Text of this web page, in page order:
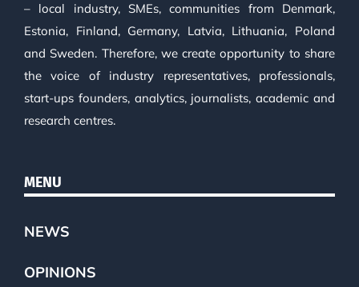
– local industry, SMEs, communities from Denmark,
Estonia, Finland, Germany, Latvia, Lithuania, Poland
and Sweden. Therefore, we create opportunity to share
the voice of industry representatives, professionals,
start-ups founders, analytics, journalists, academic and
research centres.
MENU
NEWS
OPINIONS